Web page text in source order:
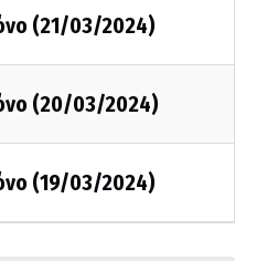
(21/03/2024)
(20/03/2024)
(19/03/2024)